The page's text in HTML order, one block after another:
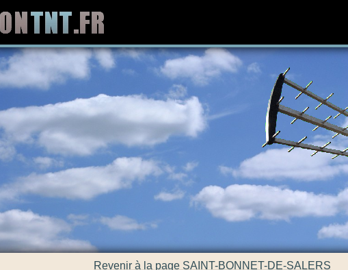
Revenir à la page SAINT-BONNET-DE-SALERS